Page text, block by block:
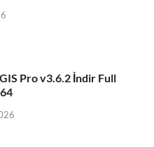
Pro v3.6.2 İndir Full